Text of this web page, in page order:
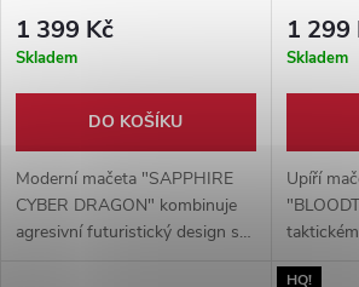
1 399 Kč
Skladem
DO KOŠÍKU
Moderní mačeta "SAPPHIRE
CYBER DRAGON" kombinuje
agresivní futuristický design s
1 299
Skladem
Upíří
HQ!